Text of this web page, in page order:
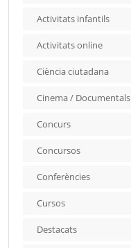
Activitats infantils
Activitats online
Ciència ciutadana
Cinema / Documentals
Concurs
Concursos
Conferències
Cursos
Destacats